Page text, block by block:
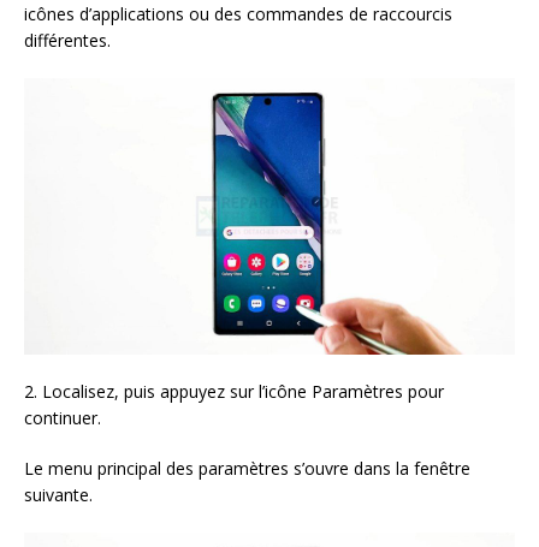
icônes d’applications ou des commandes de raccourcis
différentes.
2. Localisez, puis appuyez sur l’icône Paramètres pour
continuer.
Le menu principal des paramètres s’ouvre dans la fenêtre
suivante.